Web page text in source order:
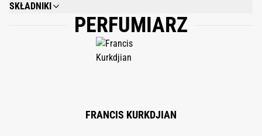
porcelanowym naczyniu z Limoges, którego wnętrze zostało
ręcznie pokryte kolorem. Francuski wosk roślinny i mineralny w
połączeniu z plecionym bawełnianym knotem pozwala zachować
pełnię zapachu i zapewnia optymalny czas palenia do 55
SKŁADNIKI
LIMONENE, TETRAMETHYL ACETYLOCTAHYDRONAPHTALENES, LINALYL
ACETATE, COUMARIN, BETAPINENES, PINENE.
PERFUMIARZ
FRANCIS KURKDJIAN